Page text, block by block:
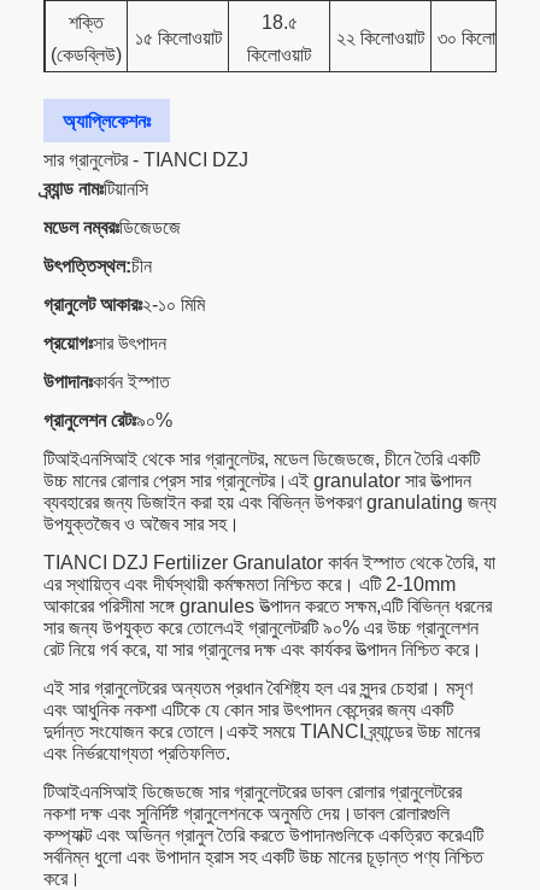
শক্তি
(কেডব্লিউ)
১৫ কিলোওয়াট
18.৫
কিলোওয়াট
২২ কিলোওয়াট ৩০ কিলোওয়াট
রোলার
আকার
Φ150x220
খাওয়ানোর
₹০.৫ মিমি
গ্রানুলের
আকার
Φ2.5 ~
Φ10
আর্দ্রতা
৫%
অ্যাপ্লিকেশনঃ
সার গ্রানুলেটর - TIANCI DZJ
ব্র্যান্ড নামঃটিয়ানসি
মডেল নম্বরঃডিজেডজে
উৎপত্তিস্থল:চীন
গ্রানুলেট আকারঃ২-১০ মিমি
প্রয়োগঃসার উৎপাদন
উপাদানঃকার্বন ইস্পাত
গ্রানুলেশন রেটঃ৯০%
টিআইএনসিআই থেকে সার গ্রানুলেটর, মডেল ডিজেডজে, চীনে তৈরি একটি
উচ্চ মানের রোলার প্রেস সার গ্রানুলেটর।এই granulator সার উত্পাদন
ব্যবহারের জন্য ডিজাইন করা হয় এবং বিভিন্ন উপকরণ granulating জন্য
উপযুক্তজৈব ও অজৈব সার সহ।
TIANCI DZJ Fertilizer Granulator কার্বন ইস্পাত থেকে তৈরি, যা
এর স্থায়িত্ব এবং দীর্ঘস্থায়ী কর্মক্ষমতা নিশ্চিত করে। এটি 2-10mm
আকারের পরিসীমা সঙ্গে granules উত্পাদন করতে সক্ষম,এটি বিভিন্ন ধরনের
সার জন্য উপযুক্ত করে তোলেএই গ্রানুলেটরটি ৯০% এর উচ্চ গ্রানুলেশন
রেট নিয়ে গর্ব করে, যা সার গ্রানুলের দক্ষ এবং কার্যকর উত্পাদন নিশ্চিত করে।
এই সার গ্রানুলেটরের অন্যতম প্রধান বৈশিষ্ট্য হল এর সুন্দর চেহারা। মসৃণ
এবং আধুনিক নকশা এটিকে যে কোন সার উৎপাদন কেন্দ্রের জন্য একটি
দুর্দান্ত সংযোজন করে তোলে।একই সময়ে TIANCI ব্র্যান্ডের উচ্চ মানের
এবং নির্ভরযোগ্যতা প্রতিফলিত.
টিআইএনসিআই ডিজেডজে সার গ্রানুলেটরের ডাবল রোলার গ্রানুলেটরের
নকশা দক্ষ এবং সুনির্দিষ্ট গ্রানুলেশনকে অনুমতি দেয়।ডাবল রোলারগুলি
কম্প্যাক্ট এবং অভিন্ন গ্রানুল তৈরি করতে উপাদানগুলিকে একত্রিত করেএটি
সর্বনিম্ন ধুলো এবং উপাদান হ্রাস সহ একটি উচ্চ মানের চূড়ান্ত পণ্য নিশ্চিত
করে।